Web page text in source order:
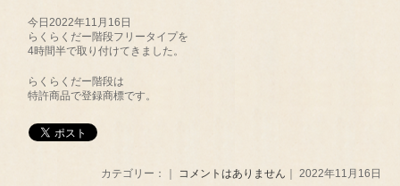
今日2022年11月16日
らくらくだー階段フリータイプを
4時間半で取り付けてきました。
らくらくだー階段は
特許商品で登録商標です。
カテゴリー：｜ コメントはありません ｜ 2022年11月16日